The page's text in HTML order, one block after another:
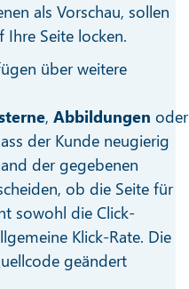
als Vorschau, sollen
Seite locken.
über weitere
, Abbildungen
der Kunde neugierig
der gegebenen
ob die Seite für
sowohl die Click-
Klick-Rate. Die
geändert